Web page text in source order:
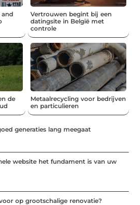
and
Vertrouwen begint bij een
datingsite in België met
controle
de
Metaalrecycling voor bedrijven
en particulieren
generaties lang meegaat
website het fundament is van uw
op grootschalige renovatie?